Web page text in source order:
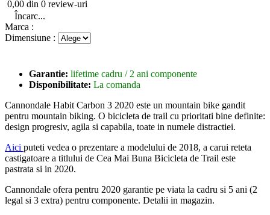
0,00 din 0 review-uri
Încarc...
Marca :
Dimensiune :
Garantie: lifetime cadru / 2 ani componente
Disponibilitate: La comanda
Cannondale Habit Carbon 3 2020 este un mountain bike gandit
pentru mountain biking. O bicicleta de trail cu prioritati bine definite:
design progresiv, agila si capabila, toate in numele distractiei.
Aici puteti vedea o prezentare a modelului de 2018, a carui reteta
castigatoare a titlului de Cea Mai Buna Bicicleta de Trail este
pastrata si in 2020.
Cannondale ofera pentru 2020 garantie pe viata la cadru si 5 ani (2
legal si 3 extra) pentru componente. Detalii in magazin.